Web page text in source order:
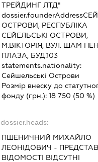
ТРЕЙДИНГ ЛТД"
dossier.founderAddress
ОСТРОВИ, РЕСПУБЛІКА
СЕЙЕЛЬСЬКІ ОСТРОВИ,
М.ВІКТОРІЯ, ВУЛ. ШАМ
ПЛАЗА, БУД.103
statements.nationality:
Сейшельські Острови
Розмір внеску до
фонду (грн.):18 750 (50 %)
dossier.heads:
ПШЕНИЧНИЙ МИХАЙЛО
ЛЕОНІДОВИЧ -
ВІДОМОСТІ ВІДСУТНІ